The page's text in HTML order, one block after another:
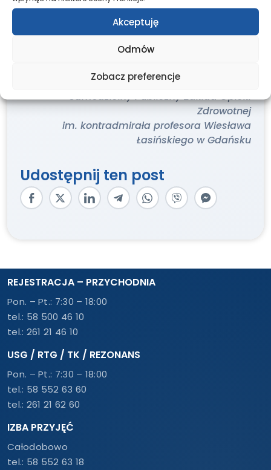
Akceptuję
Odmów
Zobacz preferencje
postępowania konkursowego w przypadku nie
wyłonienia właściwej oferty.
7 Szpitala Marynarki Wojennej z Przychodnią
Samodzielny Publiczny Zakład Opieki
Zdrowotnej
im. kontradmirała profesora Wiesława
Łasińskiego w Gdańsku
Udostępnij ten post
REJESTRACJA – PRZYCHODNIA
Pon. – Pt.: 7:30 – 18:00
tel.: 58 500 46 10
tel.: 261 21 46 10
USG / RTG / TK / REZONANS
Pon. – Pt.: 7:30 – 18:00
tel.: 58 552 63 60
tel.: 261 21 62 60
IZBA PRZYJĘĆ
Całodobowo
tel.: 58 552 63 18